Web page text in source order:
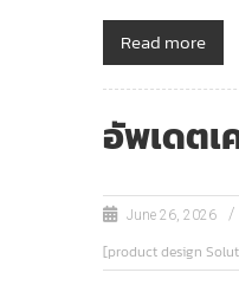
Read more
อัพเดตเ
June 26, 2026
[product design